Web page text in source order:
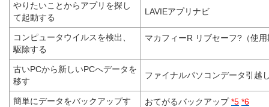
やりたいことからアプリを探し
て起動する
LAVIEアプリナビ
コンピュータウイルスを検出、
駆除する
マカフィーR リブセーフ?（使
古いPCから新しいPCへデータを
移す
ファイナルパソコンデータ引越
簡単にデータをバックアップす おてがるバックアップ*5 *6